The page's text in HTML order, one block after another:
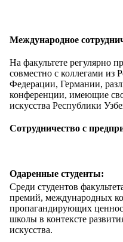
Международное
На факультете регулярно
совместно с коллегами из
Федерации, Германии,
конференции, имеющие
искусства Республики
Сотрудничество с
Одаренные студенты:
Среди студентов
премий, международных
пропагандирующих
школы в контексте
искусства.